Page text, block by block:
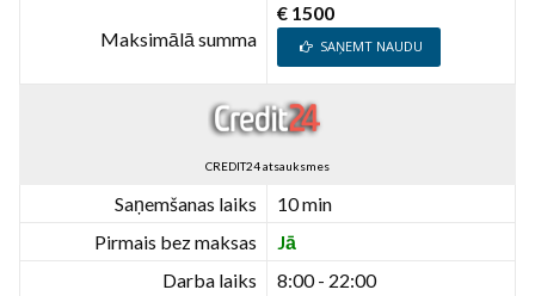
Maksimālā summa
€ 1500
SAŅEMT NAUDU
CREDIT24 atsauksmes
Saņemšanas laiks
10 min
Pirmais bez maksas
Jā
Darba laiks
8:00 - 22:00